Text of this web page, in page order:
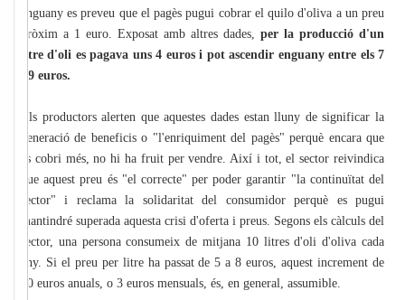
enguany es preveu que el pagès pugui cobrar el quilo d'oliva a un preu
pròxim a 1 euro. Exposat amb altres dades, per la producció d'un
litre d'oli es pagava uns 4 euros i pot ascendir enguany entre els 7
i 9 euros.
Els productors alerten que aquestes dades estan lluny de significar la
generació de beneficis o "l'enriquiment del pagès" perquè encara que
es cobri més, no hi ha fruit per vendre. Així i tot, el sector reivindica
que aquest preu és "el correcte" per poder garantir "la continuïtat del
sector" i reclama la solidaritat del consumidor perquè es pugui
mantindré superada aquesta crisi d'oferta i preus. Segons els càlculs del
sector, una persona consumeix de mitjana 10 litres d'oli d'oliva cada
any. Si el preu per litre ha passat de 5 a 8 euros, aquest increment de
30 euros anuals, o 3 euros mensuals, és, en general, assumible.